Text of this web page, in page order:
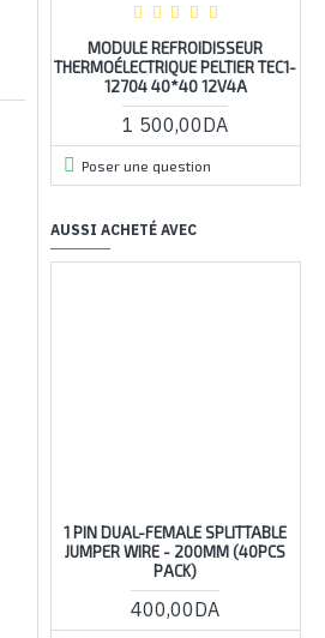
MODULE REFROIDISSEUR
THERMOÉLECTRIQUE PELTIER TEC1-
12704 40*40 12V4A
1 500,00DA
Poser une question
AUSSI ACHETÉ AVEC
1 PIN DUAL-FEMALE SPLITTABLE
JUMPER WIRE - 200MM (40PCS
PACK)
400,00DA